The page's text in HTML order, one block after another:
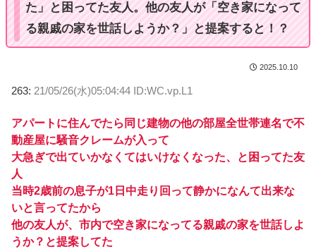
た」と困ってた友人。他の友人が「空き家になって
る親戚の家を世話しようか？」と提案すると！？
2025.10.10
263: 21/05/26(水)05:04:44 ID:WC.vp.L1
アパートに住んでたら同じ建物の他の部屋全世帯連名で不
動産屋に騒音クレームが入って
大急ぎで出ていかなくてはいけなくなった、と困ってた友
人
当時2歳前の息子が1日中走り回って静かになんて出来な
いと言ってたから
他の友人が、市内で空き家になってる親戚の家を世話しよ
うか？と提案してた